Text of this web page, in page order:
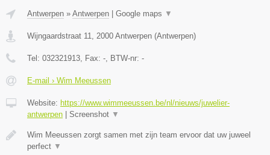
Antwerpen » Antwerpen | Google maps ▼
Wijngaardstraat 11 2000 Antwerpen (Antwerpen)
Tel: 032321913 , Fax: - , BTW-nr: -
E-mail › Wim Meeussen
Website: https://www.wimmeeussen.be/nl/nieuws/juwelier-
antwerpen | Screenshot ▼
Wim Meeussen zorgt samen met zijn team ervoor dat uw juweel
perfect ▼